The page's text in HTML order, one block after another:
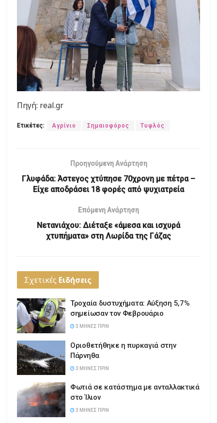
Πηγή: real.gr
Ετικέτες: Αγρίνιο Σημαιοφόρος Τυφλός
Προηγούμενη Ανάρτηση
Γλυφάδα: Άστεγος χτύπησε 70χρονη με πέτρα –
Είχε αποδράσει 18 φορές από ψυχιατρεία
Επόμενη Ανάρτηση
Νετανιάχου: Διέταξε «άμεσα και ισχυρά
χτυπήματα» στη Λωρίδα της Γάζας
Σχετικές Ειδήσεις
Τροχαία δυστυχήματα: Αύξηση 5,7%
σημείωσαν τον Φεβρουάριο
3 ΜΉΝΕΣ ΠΡΙΝ
Οριοθετήθηκε η πυρκαγιά στην
Πάρνηθα
3 ΜΉΝΕΣ ΠΡΙΝ
Φωτιά σε κατάστημα με ανταλλακτικά
στο Ίλιον
3 ΜΉΝΕΣ ΠΡΙΝ